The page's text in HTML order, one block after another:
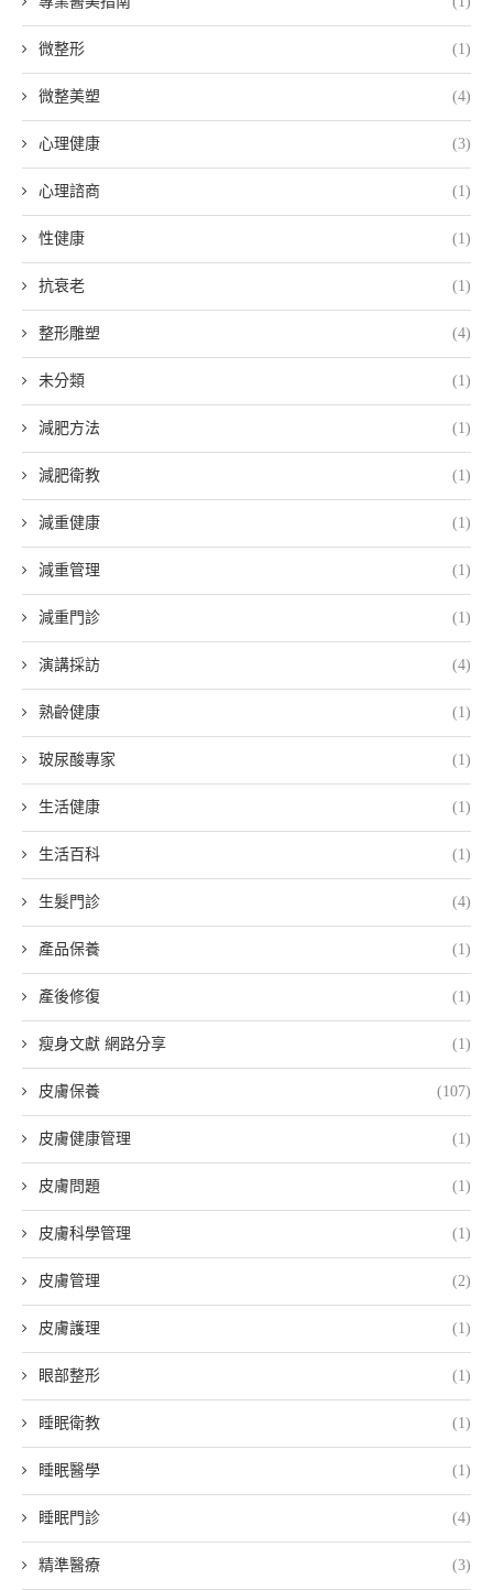
微整形 (1)
微整美塑 (4)
心理健康 (3)
心理諮商 (1)
性健康 (1)
抗衰老 (1)
整形雕塑 (4)
未分類 (1)
減肥方法 (1)
減肥衛教 (1)
減重健康 (1)
減重管理 (1)
減重門診 (1)
演講採訪 (4)
熟齡健康 (1)
玻尿酸專家 (1)
生活健康 (1)
生活百科 (1)
生髮門診 (4)
產品保養 (1)
產後修復 (1)
瘦身文獻 網路分享 (1)
皮膚保養 (107)
皮膚健康管理 (1)
皮膚問題 (1)
皮膚科學管理 (1)
皮膚管理 (2)
皮膚護理 (1)
眼部整形 (1)
睡眠衛教 (1)
睡眠醫學 (1)
睡眠門診 (4)
精準醫療 (3)